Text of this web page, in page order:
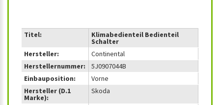
Titel: Klimabedienteil Bedienteil
Schalter
Hersteller:
Continental
Herstellernummer:
5J0907044B
Einbauposition:
Vorne
Hersteller (D.1
Marke):
Skoda